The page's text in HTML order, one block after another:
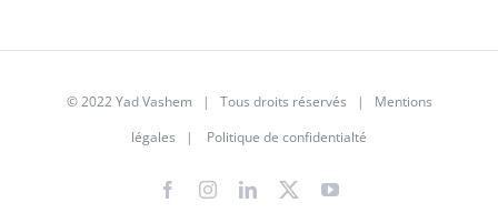
© 2022 Yad Vashem | Tous droits réservés | Mentions
légales | Politique de confidentialté
FacebookInstagramLinkedIn
X YouTube